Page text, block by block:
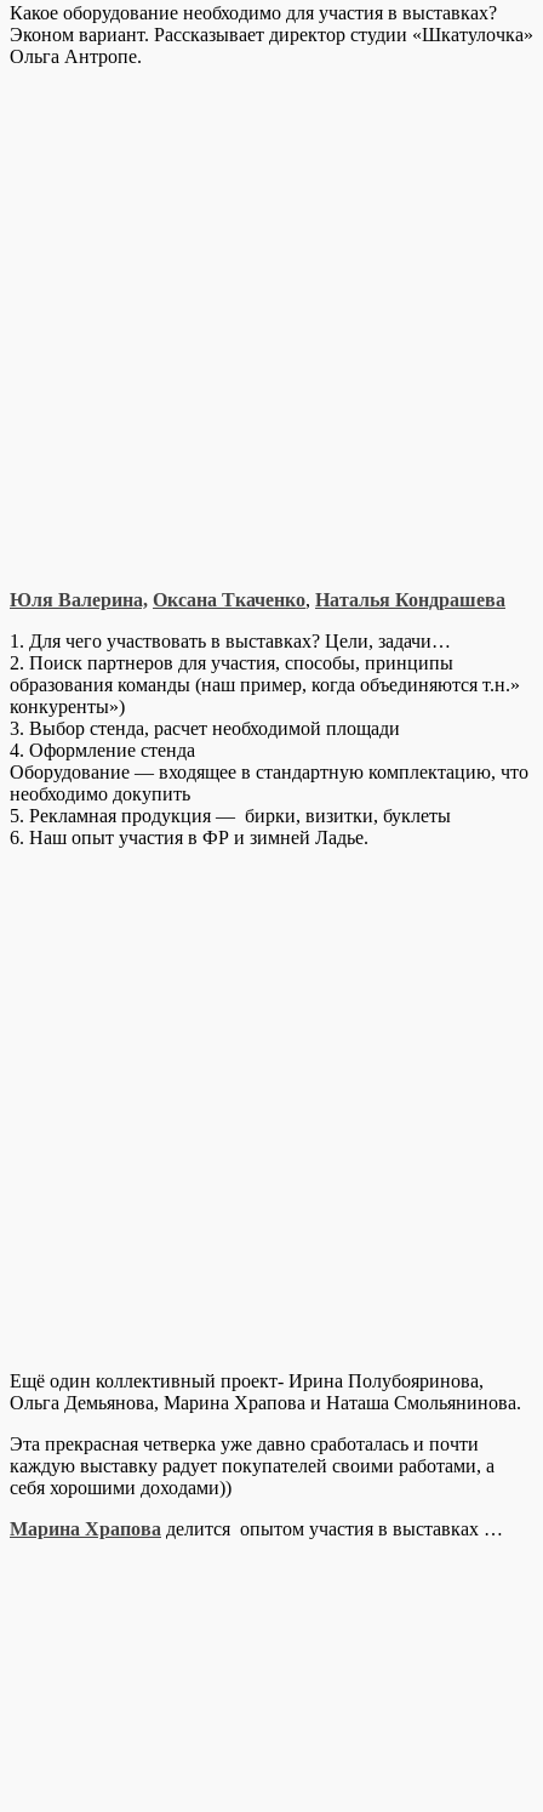
Какое оборудование необходимо для участия в выставках?
Эконом вариант. Рассказывает директор студии «Шкатулочка»
Ольга Антропе.
Юля Валерина, Оксана Ткаченко, Наталья Кондрашева
1. Для чего участвовать в выставках? Цели, задачи…
2. Поиск партнеров для участия, способы, принципы
образования команды (наш пример, когда объединяются т.н.»
конкуренты»)
3. Выбор стенда, расчет необходимой площади
4. Оформление стенда
Оборудование — входящее в стандартную комплектацию, что
необходимо докупить
5. Рекламная продукция — бирки, визитки, буклеты
6. Наш опыт участия в ФР и зимней Ладье.
Ещё один коллективный проект- Ирина Полубояринова,
Ольга Демьянова, Марина Храпова и Наташа Смольянинова.
Эта прекрасная четверка уже давно сработалась и почти
каждую выставку радует покупателей своими работами, а
себя хорошими доходами))
Марина Храпова делится опытом участия в выставках …